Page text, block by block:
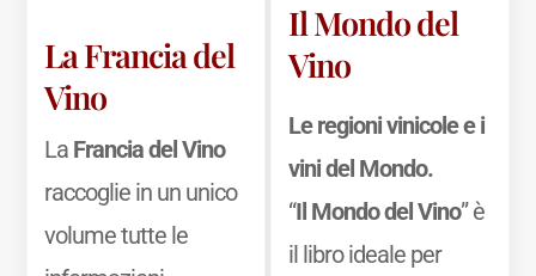
La Francia del
Vino
La Francia del Vino
raccoglie in un unico
volume tutte le
Il Mondo del
Vino
Le regioni vinicole e i
vini del Mondo.
“Il Mondo del Vino” è
il libro ideale per